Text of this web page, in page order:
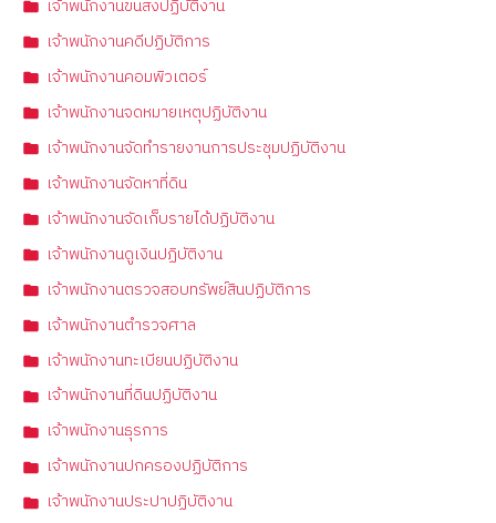
เจ้าพนักงานขนส่งปฏิบัติงาน
เจ้าพนักงานคดีปฏิบัติการ
เจ้าพนักงานคอมพิวเตอร์
เจ้าพนักงานจดหมายเหตุปฏิบัติงาน
เจ้าพนักงานจัดทำรายงานการประชุมปฏิบัติงาน
เจ้าพนักงานจัดหาที่ดิน
เจ้าพนักงานจัดเก็บรายได้ปฏิบัติงาน
เจ้าพนักงานดูเงินปฏิบัติงาน
เจ้าพนักงานตรวจสอบทรัพย์สินปฏิบัติการ
เจ้าพนักงานตำรวจศาล
เจ้าพนักงานทะเบียนปฏิบัติงาน
เจ้าพนักงานที่ดินปฏิบัติงาน
เจ้าพนักงานธุรการ
เจ้าพนักงานปกครองปฏิบัติการ
เจ้าพนักงานประปาปฏิบัติงาน